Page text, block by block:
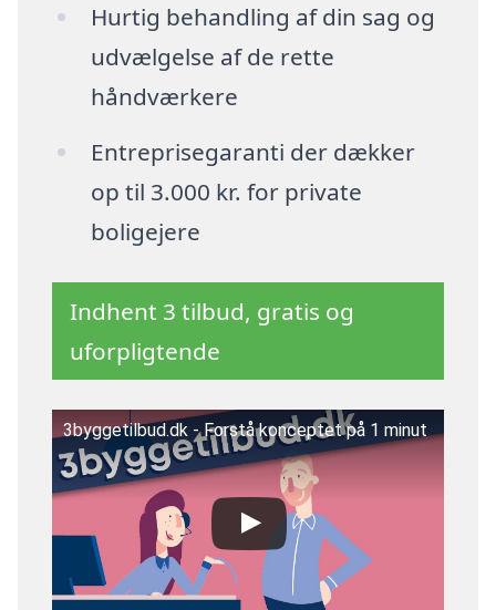
Hurtig behandling af din sag og
udvælgelse af de rette
håndværkere
Entreprisegaranti der dækker
op til 3.000 kr. for private
boligejere
Indhent 3 tilbud, gratis og
uforpligtende
3byggetilbud.dk - Forstå konceptet på 1 minut